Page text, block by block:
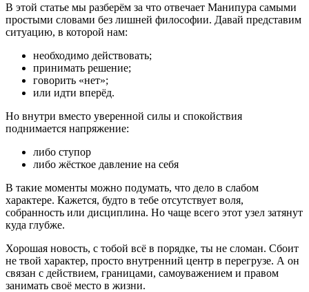
В этой статье мы разберём за что отвечает Манипура самыми
простыми словами без лишней философии. Давай представим
ситуацию, в которой нам:
необходимо действовать;
принимать решение;
говорить «нет»;
или идти вперёд.
Но внутри вместо уверенной силы и спокойствия
поднимается напряжение:
либо ступор
либо жёсткое давление на себя
В такие моменты можно подумать, что дело в слабом
характере. Кажется, будто в тебе отсутствует воля,
собранность или дисциплина. Но чаще всего этот узел затянут
куда глубже.
Хорошая новость, с тобой всё в порядке, ты не сломан. Сбоит
не твой характер, просто внутренний центр в перегрузе. А он
связан с действием, границами, самоуважением и правом
занимать своё место в жизни.